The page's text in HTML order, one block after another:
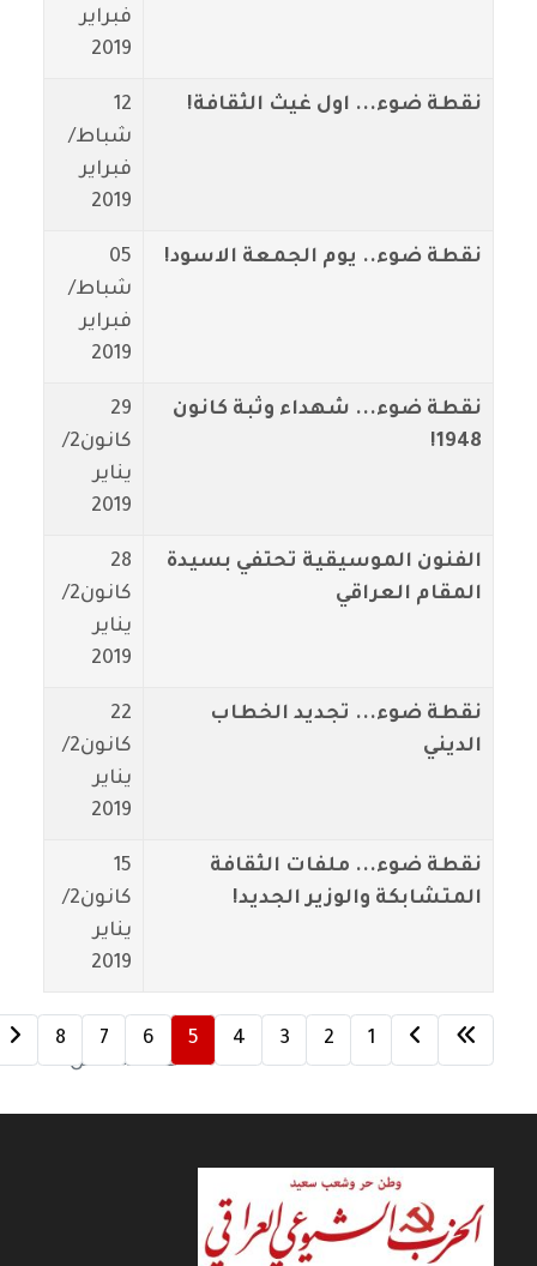
فبراير
2019
نقطة ضوء... اول غيث الثقافة!
12
شباط/
فبراير
2019
نقطة ضوء.. يوم الجمعة الاسود!
05
شباط/
فبراير
2019
نقطة ضوء... شهداء وثبة كانون
1948!
29
كانون2/
يناير
2019
الفنون الموسيقية تحتفي بسيدة
المقام العراقي
28
كانون2/
يناير
2019
نقطة ضوء... تجديد الخطاب
الديني
22
كانون2/
يناير
2019
نقطة ضوء... ملفات الثقافة
المتشابكة والوزير الجديد!
15
كانون2/
يناير
2019
الصفحة 5 من 8
1
2
3
4
5
6
7
8